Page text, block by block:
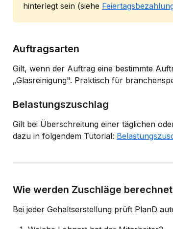
hinterlegt sein (siehe
Auftragsarten
Gilt, wenn der Auftrag eine bestimmte
„Glasreinigung". Praktisch für
Belastungszuschlag
Gilt bei Überschreitung einer täglichen
dazu in folgendem Tutorial:
Wie werden Zuschläge
Bei jeder Gehaltserstellung prüft PlanD